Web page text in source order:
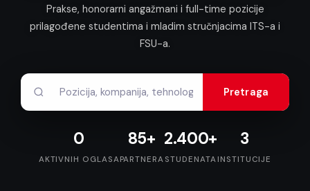
Prakse, honorarni angažmani i full-time pozicije
prilagođene studentima i mladim stručnjacima ITS-a i
FSU-a.
Pretraga
0
AKTIVNIH OGLASA
85+
PARTNERA
2.400+
STUDENATA
3
INSTITUCIJE